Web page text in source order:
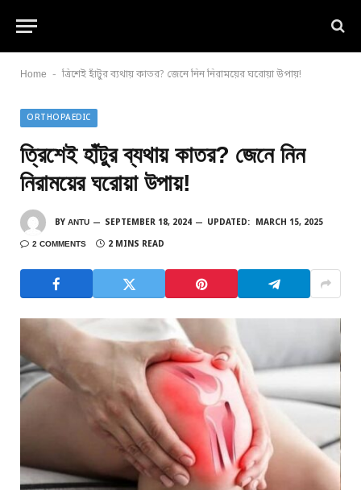
Home - ত্রিশেই হাঁটুর ব্যথায় কাতর? জেনে নিন নিরাময়ের ঘরোয়া উপায়!
ORTHOPAEDIC
ত্রিশেই হাঁটুর ব্যথায় কাতর? জেনে নিন
নিরাময়ের ঘরোয়া উপায়!
BY ANTU SEPTEMBER 18, 2024 UPDATED: MARCH 15, 2025
2 COMMENTS 2 MINS READ